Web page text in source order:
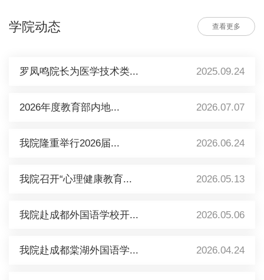
学院动态 查看更多
罗凤鸣院长为医学技术类... 2025.09.24
2026年度教育部内地... 2026.07.07
我院隆重举行2026届... 2026.06.24
我院召开“心理健康教育... 2026.05.13
我院赴成都外国语学校开... 2026.05.06
我院赴成都棠湖外国语学... 2026.04.24